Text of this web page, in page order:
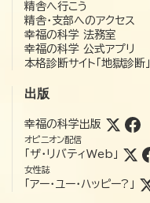
精舎へ行こう
精舎・支部へのアクセス
幸福の科学 法務室
幸福の科学 公式アプリ
本格診断サイト「地獄診断」
出版
幸福の科学出版
オピニオン配信
「ザ・リバティWeb」
女性誌
「アー・ユー・ハッピー?」